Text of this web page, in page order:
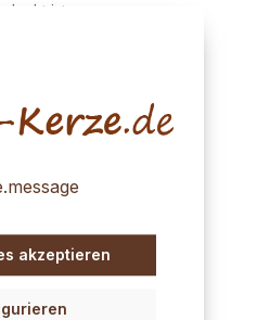
ist
für
die
akzeptieren